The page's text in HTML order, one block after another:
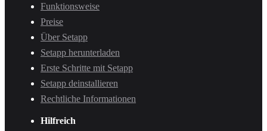
Funktionsweise
Preise
Über Setapp
Setapp herunterladen
Erste Schritte mit Setapp
Setapp deinstallieren
Rechtliche Informationen
Hilfreich